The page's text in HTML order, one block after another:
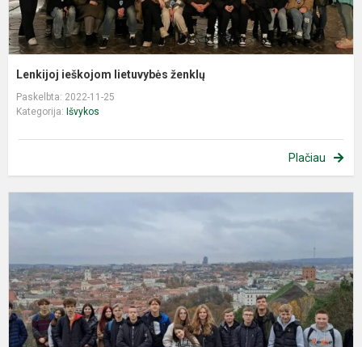
Lenkijoj ieškojom lietuvybės ženklų
Paskelbta: 2022-11-25
Kategorija: Išvykos
Plačiau